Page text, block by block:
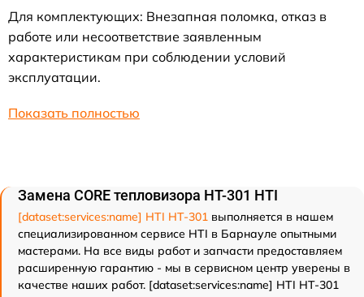
Для комплектующих: Внезапная поломка, отказ в
работе или несоответствие заявленным
характеристикам при соблюдении условий
эксплуатации.
Показать полностью
Замена CORE тепловизора HT-301 HTI
[dataset:services:name] HTI HT-301 выполняется в нашем
специализированном сервисе HTI в Барнауле опытными
мастерами. На все виды работ и запчасти предоставляем
расширенную гарантию - мы в сервисном центр уверены в
качестве наших работ. [dataset:services:name] HTI HT-301